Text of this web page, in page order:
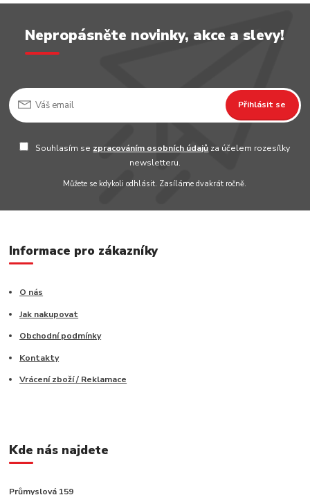
Nepropásněte novinky, akce a slevy!
Přihlásit se
Souhlasím se zpracováním osobních údajů za účelem rozesílky
newsletteru.
Můžete se kdykoli odhlásit. Zasíláme dvakrát ročně.
Informace pro zákazníky
O nás
Jak nakupovat
Obchodní podmínky
Kontakty
Vrácení zboží / Reklamace
Kde nás najdete
Průmyslová 159